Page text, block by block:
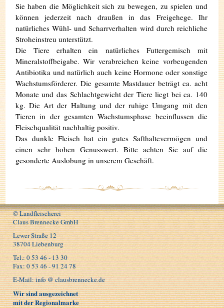
Sie haben die Möglichkeit sich zu bewegen, zu spielen und
können jederzeit nach draußen in das Freigehege. Ihr
natürliches Wühl- und Scharrverhalten wird durch reichliche
Stroheinstreu unterstützt.
Die Tiere erhalten ein natürliches Futtergemisch mit
Mineralstoffbeigabe. Wir verabreichen keine vorbeugenden
Antibiotika und natürlich auch keine Hormone oder sonstige
Wachstumsförderer. Die gesamte Mastdauer beträgt ca. acht
Monate und das Schlachtgewicht der Tiere liegt bei ca. 140
kg. Die Art der Haltung und der ruhige Umgang mit den
Tieren in der gesamten Wachstumsphase beeinflussen die
Fleischqualität nachhaltig positiv.
Das dunkle Fleisch hat ein gutes Safthaltevermögen und
einen sehr hohen Genusswert. Bitte achten Sie auf die
gesonderte Auslobung in unserem Geschäft.
© Landfleischerei
Claus Brennecke GmbH
Lewer Straße 12
38704 Liebenburg
Tel.: 0 53 46 - 13 30
Fax: 0 53 46 - 91 24 78
E-Mail: info @ clausbrennecke.de
Wir sind ausgezeichnet
mit der Regionalmarke